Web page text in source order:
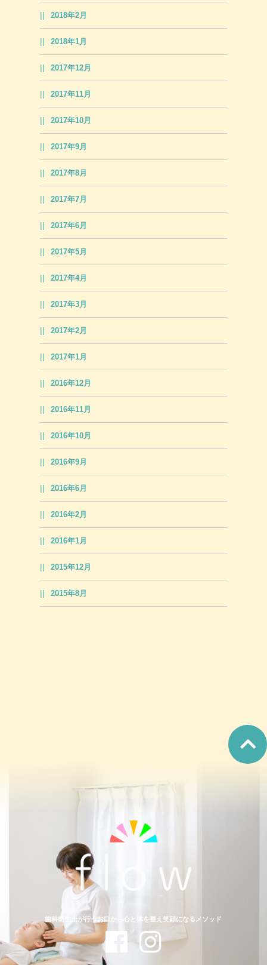
2018年2月
2018年1月
2017年12月
2017年11月
2017年10月
2017年9月
2017年8月
2017年7月
2017年6月
2017年5月
2017年4月
2017年3月
2017年2月
2017年1月
2016年12月
2016年11月
2016年10月
2016年9月
2016年6月
2016年2月
2016年1月
2015年12月
2015年8月
歯科衛生士が行うお口から心と体を整え笑顔になるメソッド